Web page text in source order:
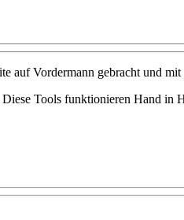
auf Vordermann gebracht und
Tools funktionieren Hand in